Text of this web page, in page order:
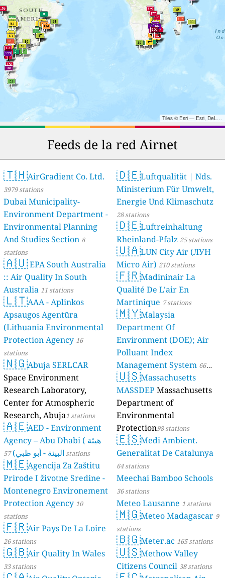
Tiles © Esri — Esri, DeLorme, NAVTEQ, TomTom, Intermap, iPC, USGS, FAO, NPS, NRCAN, GeoBase, Kadaster NL, Ordnance Survey, Esri Japan, METI, Esri China (Hong Kong), and the GIS User Community
Feeds de la red Airnet
🇹🇭AirGradient Co. Ltd.
3979 stations
Dubai Municipality-
Environment Department -
Environmental Planning
And Studies Section 8
stations
🇦🇺EPA South Australia
:: Air Quality In South
Australia 11 stations
🇱🇹AAA - Aplinkos
Apsaugos Agentūra
(Lithuania Environmental
Protection Agency 16
stations
🇳🇬Abuja SERLCAR
Space Environment
Research Laboratory,
Center for Atmospheric
Research, Abuja1 stations
🇦🇪AED - Environment
Agency – Abu Dhabi ( هيئة
البيئة - أبو ظبي) 57 stations
🇲🇪Agencija Za Zaštitu
Prirode I životne Sredine -
Montenegro Environement
Protection Agency 10
stations
🇫🇷Air Pays De La Loire
26 stations
🇬🇧Air Quality In Wales
33 stations
🇩🇪Luftqualität | Nds.
Ministerium Für Umwelt,
Energie Und Klimaschutz
28 stations
🇩🇪Luftreinhaltung
Rheinland-Pfalz 25 stations
🇺🇦LUN City Air (ЛУН
Місто Air) 210 stations
🇫🇷Madininair La
Qualité De L’air En
Martinique 7 stations
🇲🇾Malaysia
Department Of
Environment (DOE); Air
Polluant Index
Management System 66
stations
🇺🇸Massachusetts
MASSDEP Massachusetts
Department of
Environmental
Protection98 stations
🇪🇸Medi Ambient.
Generalitat De Catalunya
64 stations
Meechai Bamboo Schools
36 stations
Meteo Lausanne 1 stations
🇲🇬Meteo Madagascar 9
stations
🇧🇬Meter.ac 165 stations
🇺🇸Methow Valley
Citizens Council 38 stations